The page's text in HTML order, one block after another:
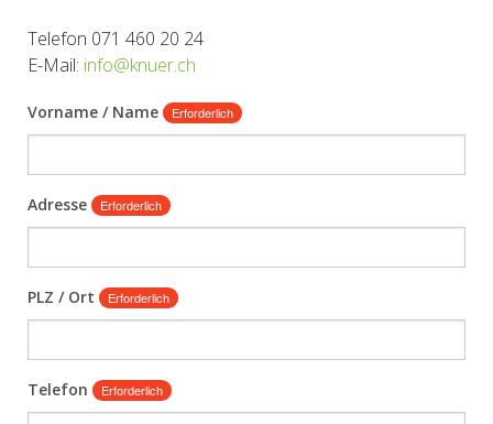
Telefon 071 460 20 24
E-Mail: info@knuer.ch
Vorname / Name Erforderlich
Adresse Erforderlich
PLZ / Ort Erforderlich
Telefon Erforderlich